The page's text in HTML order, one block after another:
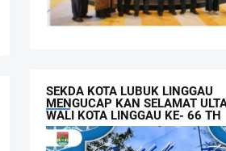
SEKDA KOTA LUBUK LINGGAU
MENGUCAP KAN SELAMAT
WALI KOTA LINGGAU KE- 66 TH